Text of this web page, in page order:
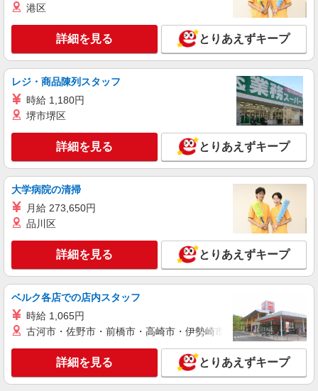
護福祉士1400円 ※資格や経験などによる
埼玉県本庄市
キープ 詳細を見る
派遣社員
株式会社kotrio /●SI-H-2074941
[ 綺麗 ]高級シニアマンションで生活ケア/見守
りなど/本庄駅
時給1600円〜2250円 ＜日払い有/週払い有/交
通費全支給(ガソリン代含む)＞
キープ 詳細を見る
紹介予定派遣
日研トータルソーシング株式会社 メディカルケア事業部/高崎オフィ
ス
未経験・無資格OKの介護スタッフ
時給1,350円〜1,500円 ★週払いOK（規定あ
り） ※給与幅は経験・能力による
埼玉県本庄市 【最寄駅】本庄駅 ★勤務地は
3000ヶ所以上★ 自宅から通いやすいエリアなど、
お好きな勤務地をお選び下さい！！
キープ 詳細を見る
港区
詳細を見る とりあえずキープ
レジ・商品陳列スタッフ
時給 1,180円
堺市堺区
詳細を見る とりあえずキープ
大学病院の清掃
月給 273,650円
品川区
詳細を見る とりあえずキープ
ベルク各店での店内スタッフ
時給 1,065円
古河市・佐野市・前橋市・高崎市・伊勢崎市・太田市・館林市
詳細を見る とりあえずキープ